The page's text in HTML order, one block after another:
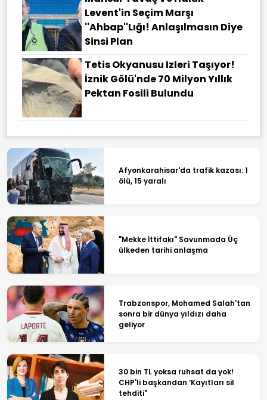
Levent'in Seçim Marşı
''Ahbap''lığı! Anlaşılmasın Diye
Sinsi Plan
Tetis Okyanusu Izleri Taşıyor!
İznik Gölü'nde 70 Milyon Yıllık
Pektan Fosili Bulundu
Afyonkarahisar'da trafik kazası: 1
ölü, 15 yaralı
"Mekke İttifakı" Savunmada Üç
ülkeden tarihi anlaşma
Trabzonspor, Mohamed Salah'tan
sonra bir dünya yıldızı daha
geliyor
30 bin TL yoksa ruhsat da yok!
CHP'li başkandan ‘Kayıtları sil
tehditi"